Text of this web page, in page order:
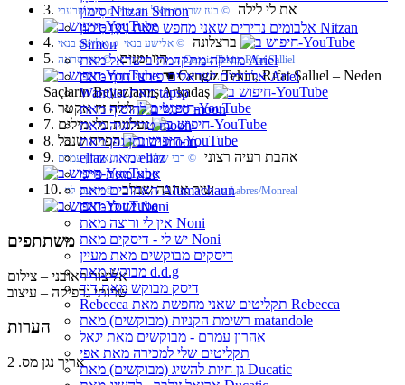
סִימוֹן Nitzan Simon
אלבומים נדירים שאני מחפש מאת נִיצָן סִימוֹן Nitzan
Simon
מוזיקה מתקדמת בישראל מאת Ariel
אלבומים ישראלים פורצי דרך מאת Ariel
Wantlist מאת tapsp
סינגלים להוסיף מאת moon
טרילוגיה מאת moon
יהונתן גפן מאת moon
eliaz מאת eliaz
אבא מאת פייגי
האהובים מאת Alumachaun
יש לי מאת Noni
אין לי ורוצה מאת Noni
יש לי - דיסקים מאת Noni
דיסקים מבוקשים מאת מעיין
מבוקש מאת d.d.g
דיסק מבוקש מאת דוד
Rebecca תקליטים שאני מחפשת מאת Rebecca
רשימת הקניות (מבוקשים) מאת matandole
אהרון עמרם - מבוקשים מאת יגאל
תקליטים שלי למכירה מאת אפי
גן חיות להשיג (מבוקשים) מאת Ducatic
3. את לי לילה ‏ © בעז שרעבי ויואל גוב ארי‏ ♫ בעז שרעבי
4. ברצלונה ‏ © אלישע בנאי‏ ♫ אלישע בנאי
5. היו זמנים‏ © סוזי סרנגה‏ ♫ Cengiz Tekin, Rifat Salliel
☚Cengiz Tekin, Rıfat Şallıel – Neden
Saçların Beyazlamış Arkadaş
6. לילה זיז אקטר
7. נעלמת בלי מילים
8. הפרח שנבל
9. אהבת רעיה רצוני ‏ © רבי שלום שבזי‏ ♫ אהרון עמרם
10. שיר אהבה שבלב‏ © יחיעם לוי‏ ♫ Labres/Monreal
משתתפים
אליצור ראובני – צילום
שרותי גרפיקה – עיצוב
הערות
אריך נגן מס. 2